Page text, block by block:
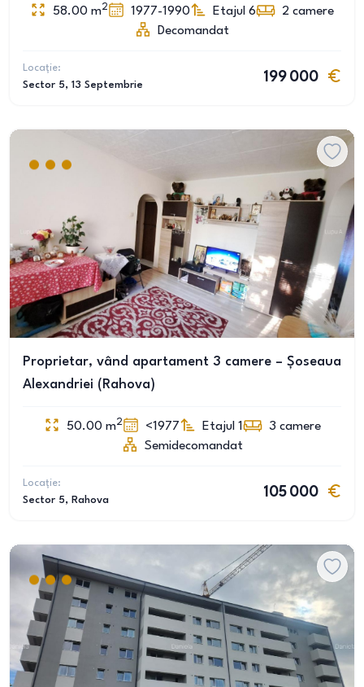
58.00 m2 1977-1990 Etajul 6 2 camere
Decomandat
Locație:
Sector 5, 13 Septembrie
199 000
Proprietar, vând apartament 3 camere – Șoseaua
Alexandriei (Rahova)
50.00 m2 <1977 Etajul 1 3 camere
Semidecomandat
Locație:
Sector 5, Rahova
105 000